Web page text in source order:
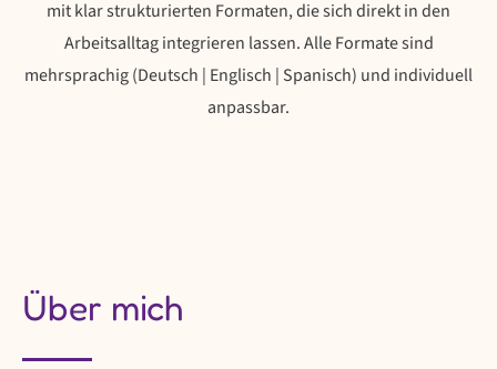
mit klar strukturierten Formaten, die sich direkt in den
Arbeitsalltag integrieren lassen. Alle Formate sind
mehrsprachig (Deutsch | Englisch | Spanisch) und individuell
anpassbar.
Über mich